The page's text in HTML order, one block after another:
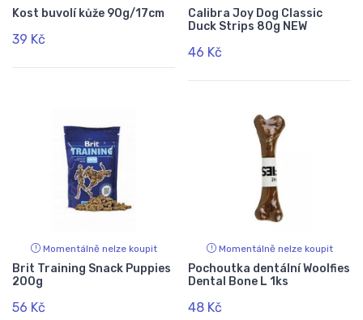
Kost buvolí kůže 90g/17cm
39 Kč
Calibra Joy Dog Classic
Duck Strips 80g NEW
46 Kč
Momentálně nelze koupit
Brit Training Snack Puppies
200g
56 Kč
Momentálně nelze koupit
Pochoutka dentální Woolfies
Dental Bone L 1ks
48 Kč